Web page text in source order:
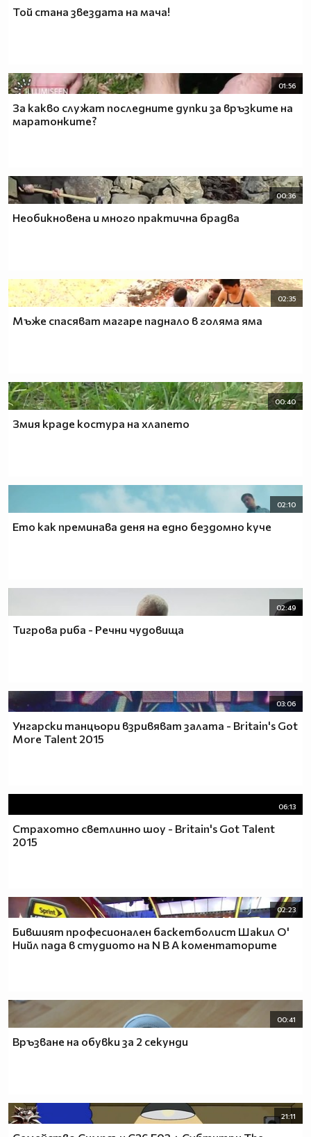
Той стана звездата на мача!
01:56
За какво служат последните дупки за връзките на
маратонките?
00:36
Необикновена и много практична брадва
02:35
Мъже спасяват магаре паднало в голяма яма
00:40
Змия краде костура на хлапето
02:10
Ето как преминава деня на едно бездомно куче
02:49
Тигрова риба - Речни чудовища
03:06
Унгарски танцьори взривяват залата - Britain's Got
More Talent 2015
06:13
Страхотно светлинно шоу - Britain's Got Talent
2015
02:23
Бившият професионален баскетболист Шакил О'
Нийл пада в студиото на N B A коментаторите
00:41
Връзване на обувки за 2 секунди
21:11